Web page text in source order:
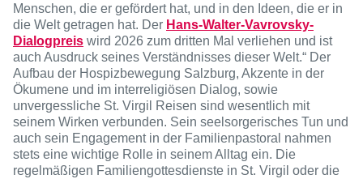
Menschen, die er gefördert hat, und in den Ideen, die er in
die Welt getragen hat. Der Hans-Walter-Vavrovsky-
Dialogpreis wird 2026 zum dritten Mal verliehen und ist
auch Ausdruck seines Verständnisses dieser Welt.“ Der
Aufbau der Hospizbewegung Salzburg, Akzente in der
Ökumene und im interreligiösen Dialog, sowie
unvergessliche St. Virgil Reisen sind wesentlich mit
seinem Wirken verbunden. Sein seelsorgerisches Tun und
auch sein Engagement in der Familienpastoral nahmen
stets eine wichtige Rolle in seinem Alltag ein. Die
regelmäßigen Familiengottesdienste in St. Virgil oder die